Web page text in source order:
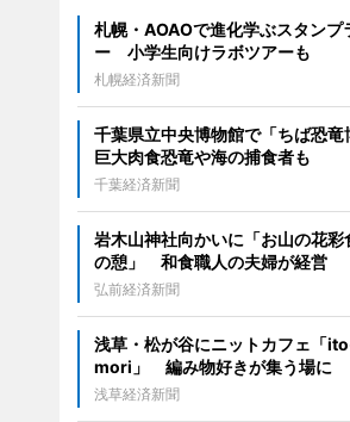
札幌・AOAOで進化学ぶスタンプ
ー 小学生向けラボツアーも
札幌経済新聞
千葉県立中央博物館で「ちば恐
巨大肉食恐竜や海の捕食者も
千葉経済新聞
岩木山神社向かいに「お山の花彩
の憩」 和食職人の夫婦が経営
弘前経済新聞
浅草・松が谷にニットカフェ「
mori」 編み物好きが集う場に
浅草経済新聞